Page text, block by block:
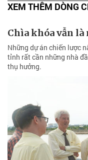
XEM THÊM DÒNG
Chìa khóa vẫn là
Những dự án chiến lược
tỉnh rất cần những nhà
thụ hưởng.